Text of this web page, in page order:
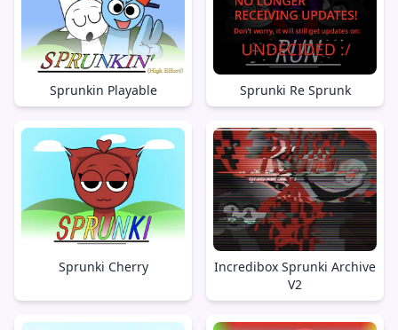
Sprunkin Playable Sprunki Re Sprunk
Sprunki Cherry
Incredibox Sprunki Archive
V2